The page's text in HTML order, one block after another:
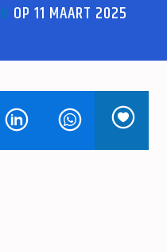
OP 11 MAART 2025